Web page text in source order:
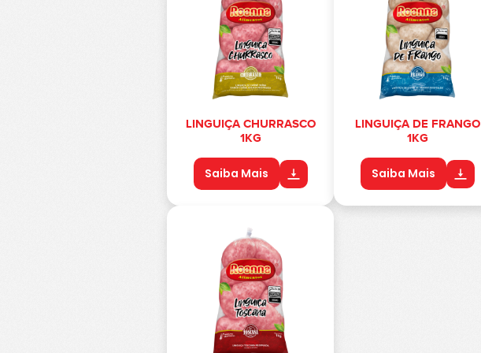
LINGUIÇA CHURRASCO
1KG
Saiba Mais
LINGUIÇA DE FRANGO
1KG
Saiba Mais